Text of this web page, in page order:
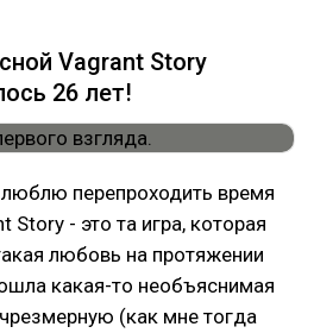
Vagrant Story
26 лет!
перепроходить время
Story - это та игра, которая
любовь на протяжении
какая-то необъяснимая
(как мне тогда